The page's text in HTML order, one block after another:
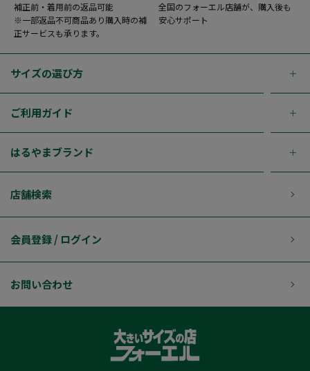
補正前・着用前の返品可能
※一部返品不可商品あり購入時の補
正サービスも承ります。
全国のフォーエル店舗が、購入後も
安心サポート
サイズの選び方
ご利用ガイド
はるやまブランド
店舗検索
会員登録 / ログイン
お問い合わせ